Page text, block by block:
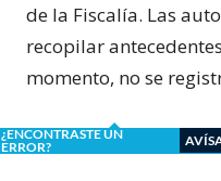
de la Fiscalía. Las
recopilar
momento, no se
¿ENCONTRASTE UN
ERROR?